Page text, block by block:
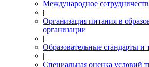
Международное
|
Организация питания в
организации
|
Образовательные стандарты и
|
Специальная оценка условий